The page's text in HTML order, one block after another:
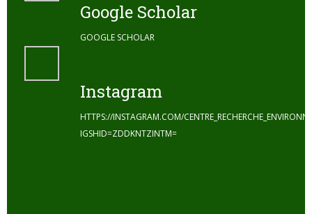
Google Scholar
GOOGLE SCHOLAR
Instagram
HTTPS://INSTAGRAM.COM/
IGSHID=ZDDKNTZINTM=